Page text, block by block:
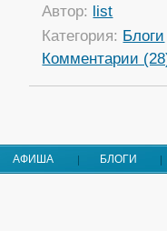
Автор: list
Категория: Блоги
Комментарии
АФИША БЛОГИ